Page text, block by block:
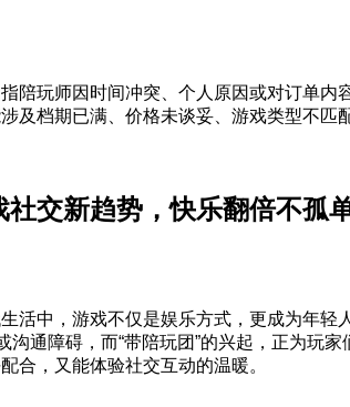
陪玩师因时间冲突、个人原因或对订单
及档期已满、价格未谈妥、游戏类型不匹
社交新趋势，快乐翻倍不孤
活中，游戏不仅是娱乐方式，更成为年轻
沟通障碍，而“带陪玩团”的兴起，正为
合，又能体验社交互动的温暖。